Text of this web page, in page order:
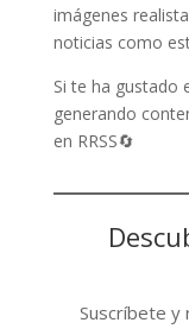
imágenes
noticias como
Si te ha gustado
generando
en RRSS🔄
Suscríbete y